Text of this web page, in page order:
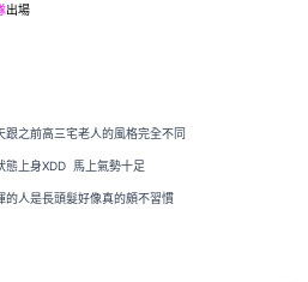
出場
跟之前高三宅老人的風格完全不同
態上身XDD 馬上氣勢十足
的人是長頭髮好像真的頗不習慣